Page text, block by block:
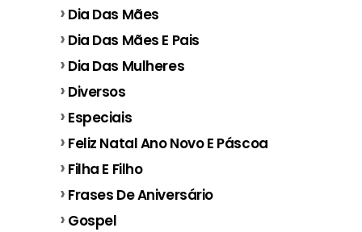
Dia Das Mães
Dia Das Mães E Pais
Dia Das Mulheres
Diversos
Especiais
Feliz Natal Ano Novo E Páscoa
Filha E Filho
Frases De Aniversário
Gospel